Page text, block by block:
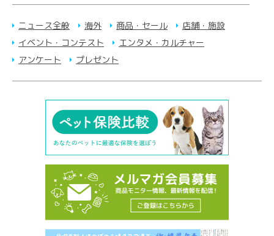
ニュース全般 海外 商品・セール
店舗・施設
イベント・コンテスト
エンタメ・カルチャー
アンケート
プレゼント